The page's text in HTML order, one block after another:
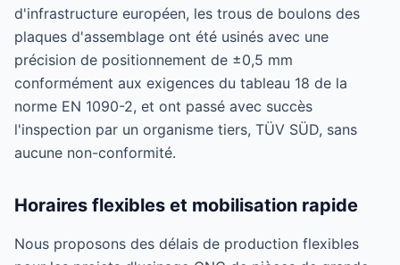
d'infrastructure européen, les trous de boulons des
plaques d'assemblage ont été usinés avec une
précision de positionnement de ±0,5 mm
conformément aux exigences du tableau 18 de la
norme EN 1090-2, et ont passé avec succès
l'inspection par un organisme tiers, TÜV SÜD, sans
aucune non-conformité.
Horaires flexibles et mobilisation rapide
Nous proposons des délais de production flexibles